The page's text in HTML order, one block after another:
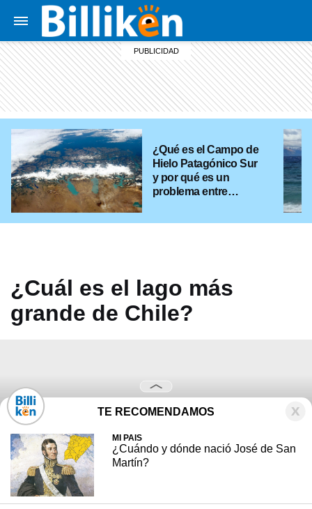
¿Qué es el Campo de
Hielo Patagónico Sur
y por qué es un
problema entre
¿Cuál es el lago más
grande de Chile?
TE RECOMENDAMOS
MI PAIS
¿Cuándo y dónde nació José de San
Martín?